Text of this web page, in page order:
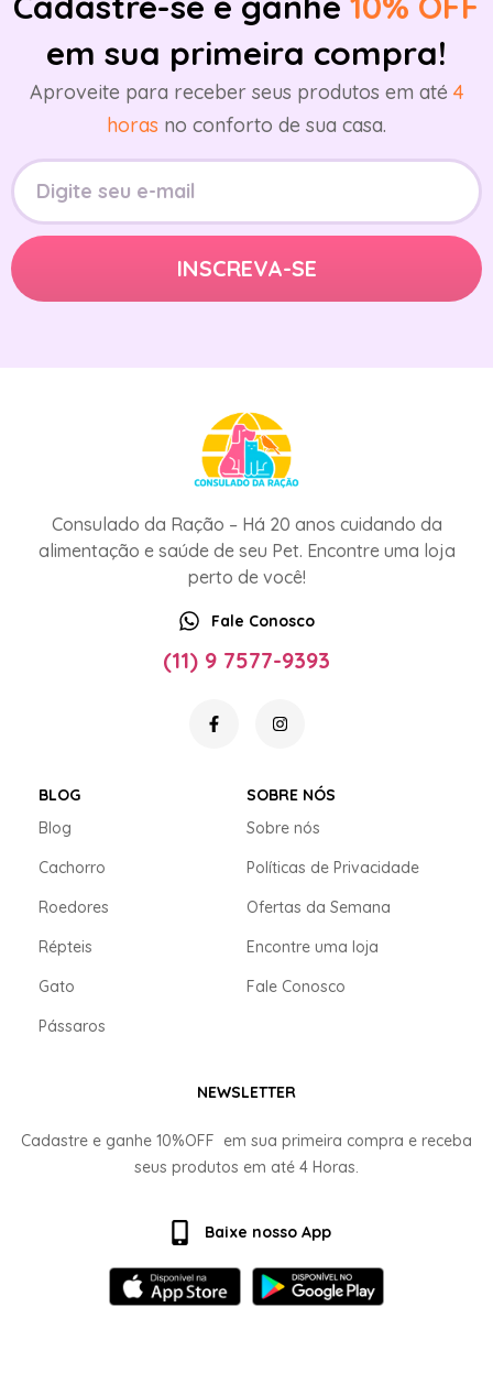
em sua primeira compra!
Aproveite para receber seus produtos em até 4
horas no conforto de sua casa.
Consulado da Ração – Há 20 anos cuidando da
alimentação e saúde de seu Pet. Encontre uma loja
perto de você!
Fale Conosco
(11) 9 7577-9393
BLOG
Blog
Cachorro
Roedores
Répteis
Gato
Pássaros
SOBRE NÓS
Sobre nós
Políticas de Privacidade
Ofertas da Semana
Encontre uma loja
Fale Conosco
NEWSLETTER
Cadastre e ganhe 10%OFF em sua primeira compra e receba
seus produtos em até 4 Horas.
Baixe nosso App